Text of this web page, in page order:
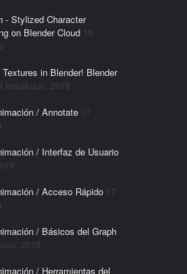
- Stylized Character
on Blender Cloud 18
in Blender! Blender
kesäkuun, 2019
/ Annotate 17
/ Interfaz de Usuario
/ Acceso Rápido 17
/ Básicos del Graph
2019
/ Herramientas del